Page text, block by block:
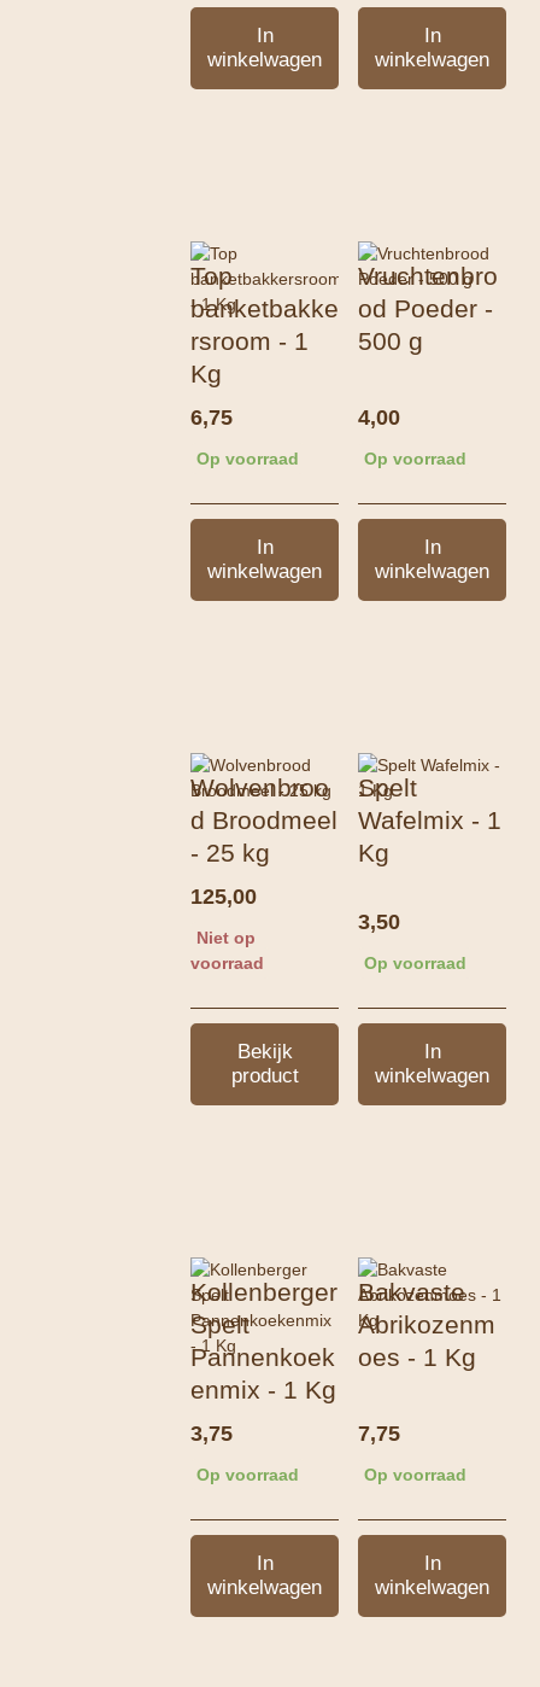
In
winkelwagen
In
winkelwagen
Top
banketbakke
rsroom - 1
Kg
6,75
Op voorraad
In
winkelwagen
Vruchtenbro
od Poeder -
500 g
4,00
Op voorraad
In
winkelwagen
Wolvenbroo
d Broodmeel
- 25 kg
125,00
Niet op
voorraad
Bekijk
product
Spelt
Wafelmix - 1
Kg
3,50
Op voorraad
In
winkelwagen
Kollenberger
Spelt
Pannenkoek
enmix - 1 Kg
3,75
Op voorraad
In
winkelwagen
Bakvaste
Abrikozenm
oes - 1 Kg
7,75
Op voorraad
In
winkelwagen